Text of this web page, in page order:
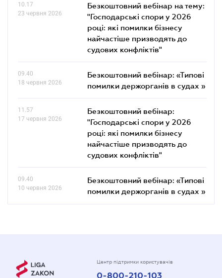
10.17
23 червня 2026
Безкоштовний вебінар на тему:
"Господарські спори у 2026
році: які помилки бізнесу
найчастіше призводять до
судових конфліктів"
09.40
18 червня 2026
Безкоштовний вебінар: «Типові
помилки держорганів в судах »
11.57
17 червня 2026
Безкоштовний вебінар:
"Господарські спори у 2026
році: які помилки бізнесу
найчастіше призводять до
судових конфліктів"
09.40
10 червня 2026
Безкоштовний вебінар: «Типові
помилки держорганів в судах »
Центр підтримки користувачів
0-800-210-103